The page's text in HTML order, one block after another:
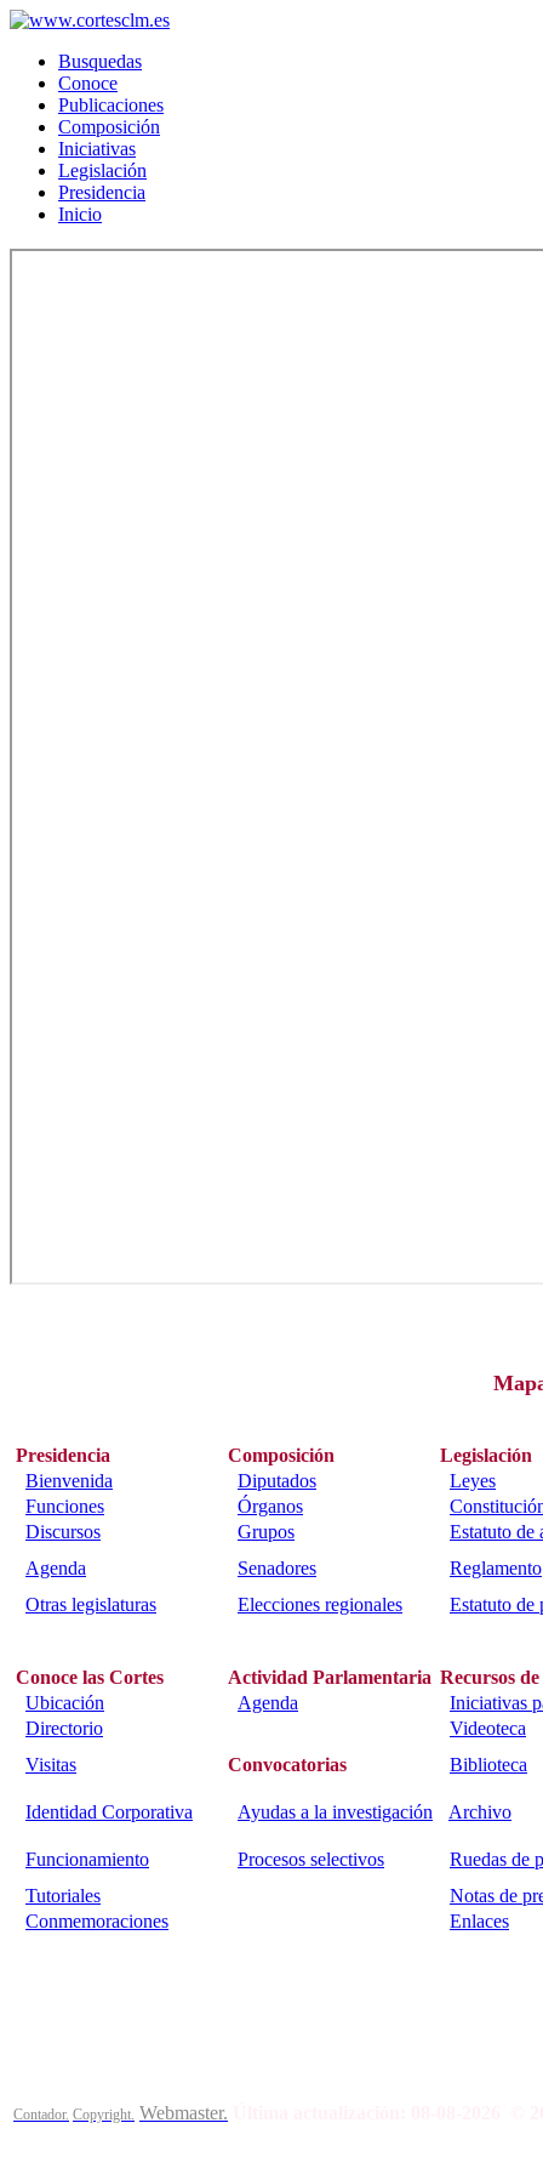
Busquedas
Conoce
Publicaciones
Composición
Iniciativas
Legislación
Presidencia
Inicio
Presidencia Composición
Legislación
Bienvenida
Diputados
Leyes
Funciones
Órganos
Discursos
Grupos
Estatuto de
Agenda
Senadores
Reglamento
Otras legislaturas
Elecciones regionales Estatuto de
Conoce las Cortes Actividad Parlamentaria Recursos
Ubicación
Agenda
Iniciativas
Directorio
Videoteca
Visitas
Convocatorias Biblioteca
Identidad Corporativa Ayudas a la investigación Archivo
Funcionamiento Procesos selectivos
Ruedas de
Tutoriales
Notas de
Conmemoraciones
Enlaces
Contador. Copyright. Webmaster.